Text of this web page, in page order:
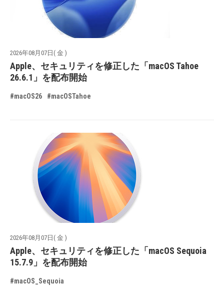
2026年08月07日( 金 )
Apple、セキュリティを修正した「macOS Tahoe
26.6.1」を配布開始
#macOS26 #macOSTahoe
2026年08月07日( 金 )
Apple、セキュリティを修正した「macOS Sequoia
15.7.9」を配布開始
#macOS_Sequoia